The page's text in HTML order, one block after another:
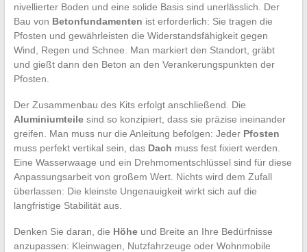
nivellierter Boden und eine solide Basis sind unerlässlich. Der
Bau von Betonfundamenten ist erforderlich: Sie tragen die
Pfosten und gewährleisten die Widerstandsfähigkeit gegen
Wind, Regen und Schnee. Man markiert den Standort, gräbt
und gießt dann den Beton an den Verankerungspunkten der
Pfosten.
Der Zusammenbau des Kits erfolgt anschließend. Die
Aluminiumteilesind so konzipiert, dass sie präzise ineinander
greifen. Man muss nur die Anleitung befolgen: Jeder Pfosten
muss perfekt vertikal sein, das Dach muss fest fixiert werden.
Eine Wasserwaage und ein Drehmomentschlüssel sind für diese
Anpassungsarbeit von großem Wert. Nichts wird dem Zufall
überlassen: Die kleinste Ungenauigkeit wirkt sich auf die
langfristige Stabilität aus.
Denken Sie daran, die Höheund Breite an Ihre Bedürfnisse
anzupassen: Kleinwagen, Nutzfahrzeuge oder Wohnmobile